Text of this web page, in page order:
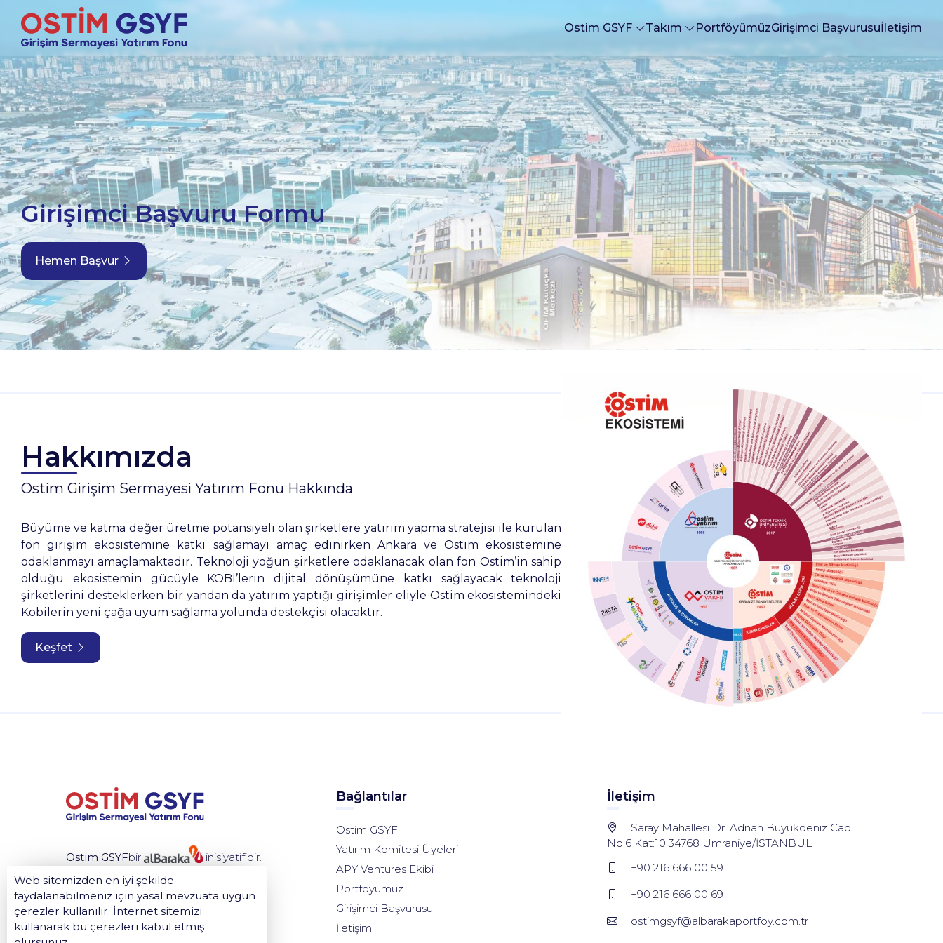
Ostim GSYF Takım PortföyümüzGirişimci Başvurusuİletişim
Girişimci Başvuru Formu
Hemen Başvur
Hakkımızda
Ostim Girişim Sermayesi Yatırım Fonu Hakkında
Büyüme ve katma değer üretme potansiyeli olan şirketlere yatırım yapma stratejisi ile kurulan
fon girişim ekosistemine katkı sağlamayı amaç edinirken Ankara ve Ostim ekosistemine
odaklanmayı amaçlamaktadır. Teknoloji yoğun şirketlere odaklanacak olan fon Ostim’in sahip
olduğu ekosistemin gücüyle KOBİ’lerin dijital dönüşümüne katkı sağlayacak teknoloji
şirketlerini desteklerken bir yandan da yatırım yaptığı girişimler eliyle Ostim ekosistemindeki
Kobilerin yeni çağa uyum sağlama yolunda destekçisi olacaktır.
Keşfet
Web sitemizden en iyi şekilde
faydalanabilmeniz için yasal mevzuata uygun
çerezler kullanılır. İnternet sitemizi
kullanarak bu çerezleri kabul etmiş
Ostim GSYFbir inisiyatifidir.
Bağlantılar
Ostim GSYF
Yatırım Komitesi Üyeleri
APY Ventures Ekibi
Portföyümüz
Girişimci Başvurusu
İletişim
İletişim
Saray Mahallesi Dr. Adnan Büyükdeniz Cad.
No:6 Kat:10 34768 Ümraniye/İSTANBUL
+90 216 666 00 59
+90 216 666 00 69
ostimgsyf@albarakaportfoy.com.tr